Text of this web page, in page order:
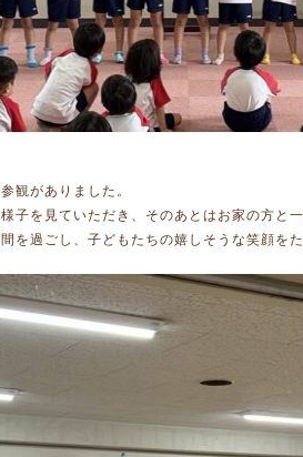
観がありました。
子を見ていただき、そのあとはお家の方と
を過ごし、子どもたちの嬉しそうな笑顔を